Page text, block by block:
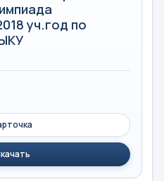
уч.год по